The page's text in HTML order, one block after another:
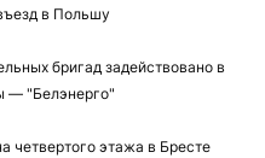
в Польшу
бригад задействовано в
— "Белэнерго"
четвертого этажа в Бресте